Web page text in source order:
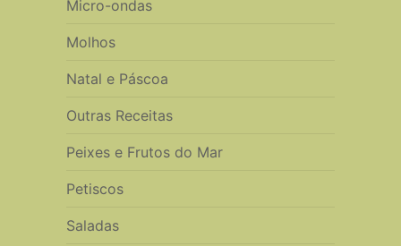
Micro-ondas
Molhos
Natal e Páscoa
Outras Receitas
Peixes e Frutos do Mar
Petiscos
Saladas